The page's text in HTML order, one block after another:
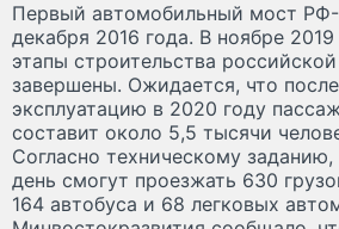
Первый автомобильный мост
декабря 2016 года. В ноябре
этапы строительства
завершены. Ожидается, что
эксплуатацию в 2020 году
составит около 5,5 тысячи
Согласно техническому
день смогут проезжать 630
164 автобуса и 68 легковых